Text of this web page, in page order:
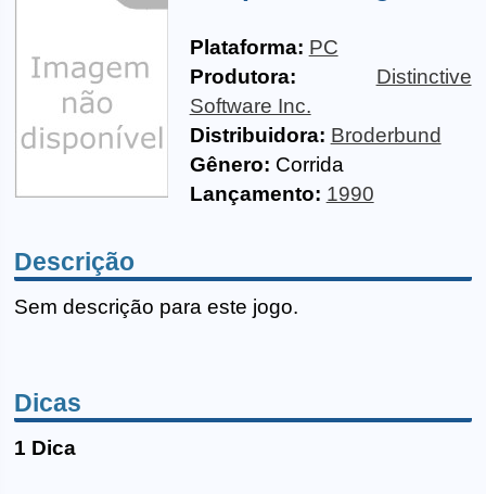
Plataforma: PC
Produtora:
Distinctive
Software Inc.
Distribuidora: Broderbund
Gênero: Corrida
Lançamento: 1990
Descrição
Sem descrição para este jogo.
Dicas
1 Dica